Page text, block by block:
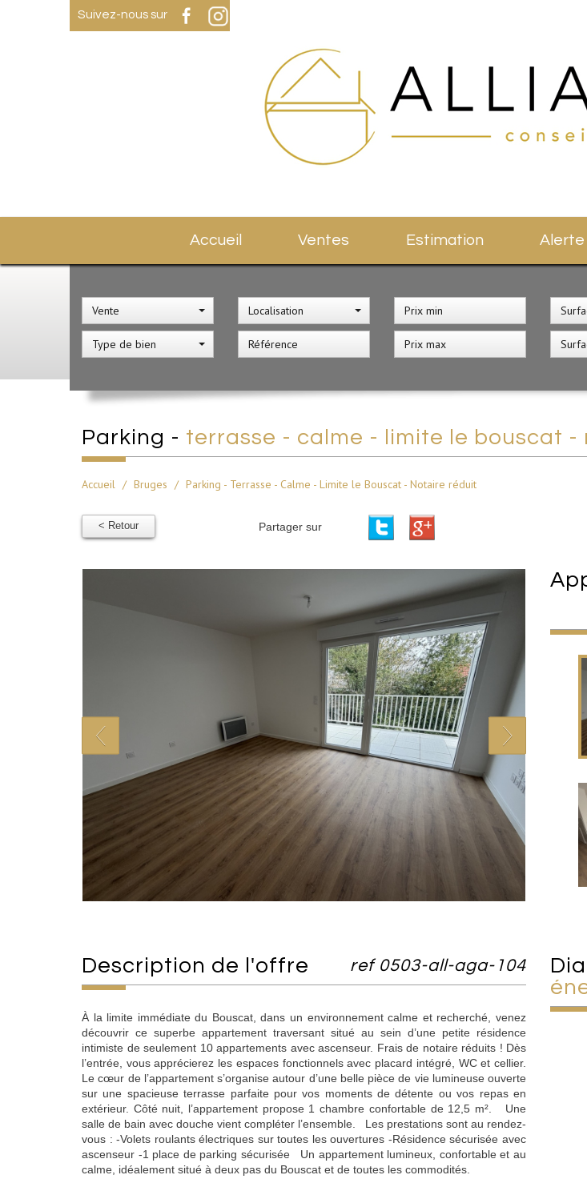
Suivez-nous sur
Accueil Ventes Estimation
Vente
Type de bien
Localisation
parking - terrasse - calme - limite le bouscat
Accueil Bruges Parking - Terrasse - Calme - Limite le Bouscat - Notaire réduit
< Retour Partager sur
description de l'offre ref 0503-all-aga-104
À la limite immédiate du Bouscat, dans un environnement calme et recherché, venez
découvrir ce superbe appartement traversant situé au sein d’une petite résidence
intimiste de seulement 10 appartements avec ascenseur. Frais de notaire réduits ! Dès
l’entrée, vous apprécierez les espaces fonctionnels avec placard intégré, WC et cellier.
Le cœur de l’appartement s’organise autour d’une belle pièce de vie lumineuse ouverte
sur une spacieuse terrasse parfaite pour vos moments de détente ou vos repas en
extérieur. Côté nuit, l’appartement propose 1 chambre confortable de 12,5 m². Une
salle de bain avec douche vient compléter l’ensemble. Les prestations sont au rendez-
vous : -Volets roulants électriques sur toutes les ouvertures -Résidence sécurisée avec
ascenseur -1 place de parking sécurisée Un appartement lumineux, confortable et au
calme, idéalement situé à deux pas du Bouscat et de toutes les commodités.